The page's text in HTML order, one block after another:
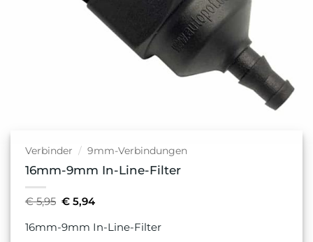
Verbinder / 9mm-Verbindungen
16mm-9mm In-Line-Filter
€5,95 Ursprünglicher
Preis
war:
€ 5,95
€ 5,94Aktueller
ist:
€ 5,94.
16mm-9mm In-Line-Filter